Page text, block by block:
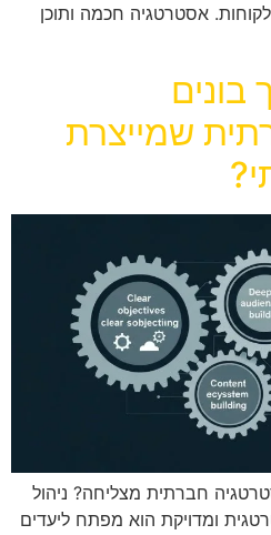
אסטרטגיה חכמה ותוכן
בונים
שמייצרת
חברתית מצליחה? ניהול
ומדויקת הוא מפתח ליעדים